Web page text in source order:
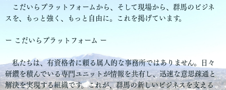
こだいらプラットフォームから、そして現場から、群馬のビジネ
スを、もっと強く、もっと自由に。これを掲げています。
ー こだいらプラットフォーム ー
私たちは、有資格者に頼る属人的な事務所ではありません。日々
研鑽を積んでいる専門ユニットが情報を共有し、迅速な意思疎通と
解決を実現する組織です。これが、群馬の新しいビジネスを支える